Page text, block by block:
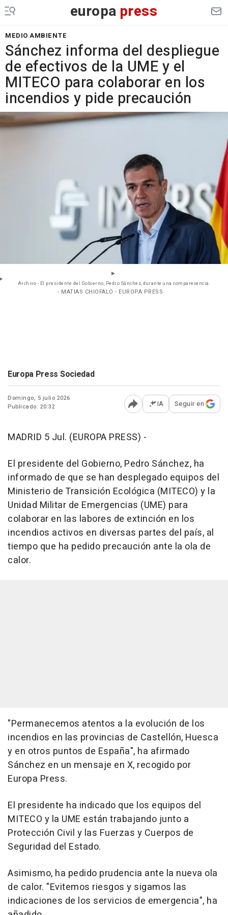
europa press
MEDIO AMBIENTE
Sánchez informa del despliegue
de efectivos de la UME y el
MITECO para colaborar en los
incendios y pide precaución
Archivo - El presidente del Gobierno, Pedro Sánchez, durante una comparecencia.
- MATIAS CHIOFALO - EUROPA PRESS
Europa Press Sociedad
Domingo, 5 julio 2026
Publicado: 20:32
Abrir opciones para
IA Seguir en
MADRID 5 Jul. (EUROPA PRESS) -
El presidente del Gobierno, Pedro Sánchez, ha
informado de que se han desplegado equipos del
Ministerio de Transición Ecológica (MITECO) y la
Unidad Militar de Emergencias (UME) para
colaborar en las labores de extinción en los
incendios activos en diversas partes del país, al
tiempo que ha pedido precaución ante la ola de
calor.
"Permanecemos atentos a la evolución de los
incendios en las provincias de Castellón, Huesca
y en otros puntos de España", ha afirmado
Sánchez en un mensaje en X, recogido por
Europa Press.
El presidente ha indicado que los equipos del
MITECO y la UME están trabajando junto a
Protección Civil y las Fuerzas y Cuerpos de
Seguridad del Estado.
Asimismo, ha pedido prudencia ante la nueva ola
de calor. "Evitemos riesgos y sigamos las
indicaciones de los servicios de emergencia", ha